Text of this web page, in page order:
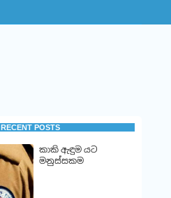
RECENT POSTS
කාකි ඇඳුම යට
මනුස්සකම